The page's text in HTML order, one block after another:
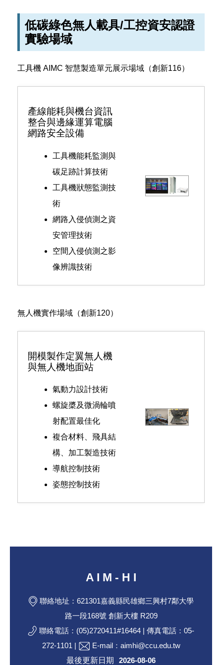
低碳綠色無人載具/工控資安認證
實驗場域
工具機 AIMC 智慧製造單元展示場域（創新116）
產線能耗與機台資訊
整合與邊緣運算電腦
網路安全設備
工具機能耗監測與
碳足跡計算技術
工具機狀態監測技
術
網路入侵偵測之資
安管理技術
空間入侵偵測之影
像辨識技術
無人機實作場域（創新120）
開模製作定翼無人機
與無人機地面站
氣動力設計技術
螺旋槳及微渦輪噴
射配置最佳化
複合材料、飛具結
構、加工製造技術
導航控制技術
姿態控制技術
A I M - H I
聯絡地址：621301嘉義縣民雄鄉三興村7鄰大學
路一段168號 創新大樓 R209
聯絡電話：(05)2720411#16464 | 傳真電話：05-
272-1101 |
E-mail：aimhi@ccu.edu.tw
最後更新日期
2026-08-06